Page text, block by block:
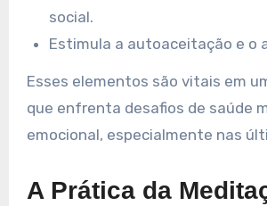
social.
Estimula a autoaceitação e o
Esses elementos são vitais em
que enfrenta desafios de saúde
emocional, especialmente nas
A Prática da